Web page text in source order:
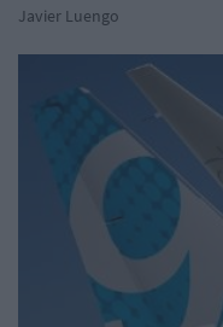
Javier Luengo